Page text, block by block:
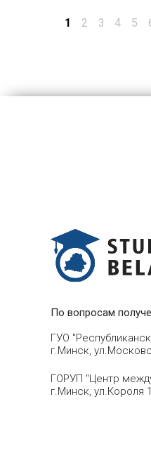
1 2 3 4 5
По вопросам
ГУО
г.Минск,
ГОРУП "Центр
г.Минск, ул.Короля